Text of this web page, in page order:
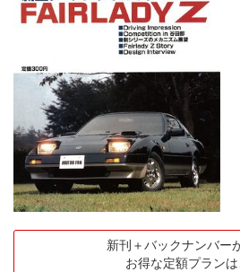
新刊＋バックナンバー
お得な定額プラン